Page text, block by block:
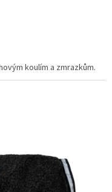
koulím a zmrazkům.